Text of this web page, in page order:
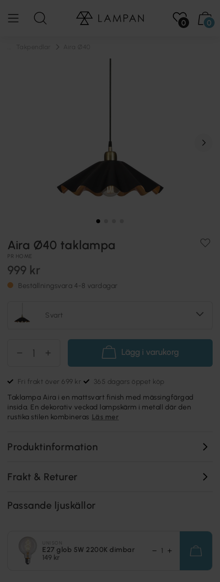
0 0
Aira Ø40 taklampa
PR HOME
999 kr
Beställningsvara 4-8 vardagar
Svart
Lägg i varukorg
Fri frakt över 699 kr 365 dagars öppet köp
Taklampa Aira i en mattsvart finish med mässingfärgad
insida. En dekorativ veckad lampskärm i metall där den
rustika stilen kombineras Läs mer
Produktinformation
Frakt & Returer
Passande ljuskällor
E27 glob 5W 2200K dimbar
149 kr